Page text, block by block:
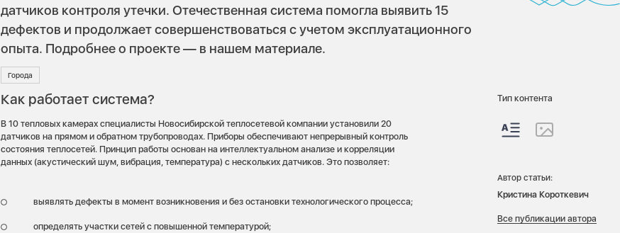
датчиков контроля утечки. Отечественная система помогла выявить 15
дефектов и продолжает совершенствоваться с учетом эксплуатационного
опыта. Подробнее о проекте — в нашем материале.
Города
Как работает система?
В 10 тепловых камерах специалисты Новосибирской теплосетевой компании установили 20
датчиков на прямом и обратном трубопроводах. Приборы обеспечивают непрерывный контроль
состояния теплосетей. Принцип работы основан на интеллектуальном анализе и корреляции
данных (акустический шум, вибрация, температура) с нескольких датчиков. Это позволяет:
выявлять дефекты в момент возникновения и без остановки технологического процесса;
определять участки сетей с повышенной температурой;
Тип контента
Автор статьи:
Кристина Короткевич
Все публикации автора